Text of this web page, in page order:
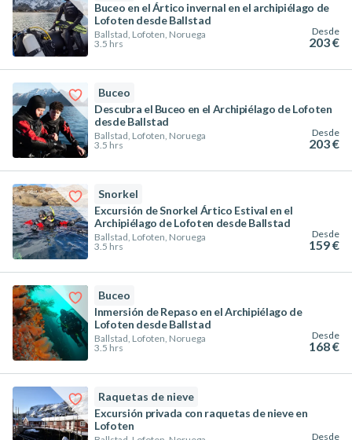
Buceo en el Ártico invernal en el archipiélago de
Lofoten desde Ballstad
Ballstad, Lofoten, Noruega
3.5 hrs
Desde
203 €
Buceo
Descubra el Buceo en el Archipiélago de Lofoten
desde Ballstad
Ballstad, Lofoten, Noruega
3.5 hrs
Desde
203 €
Snorkel
Excursión de Snorkel Ártico Estival en el
Archipiélago de Lofoten desde Ballstad
Ballstad, Lofoten, Noruega
3.5 hrs
Desde
159 €
Buceo
Inmersión de Repaso en el Archipiélago de
Lofoten desde Ballstad
Ballstad, Lofoten, Noruega
3.5 hrs
Desde
168 €
Raquetas de nieve
Excursión privada con raquetas de nieve en
Lofoten
Desde